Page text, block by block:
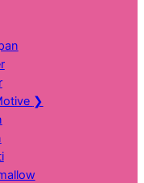
❯